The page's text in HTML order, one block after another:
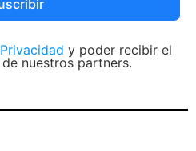
y poder recibir el
nuestros partners.